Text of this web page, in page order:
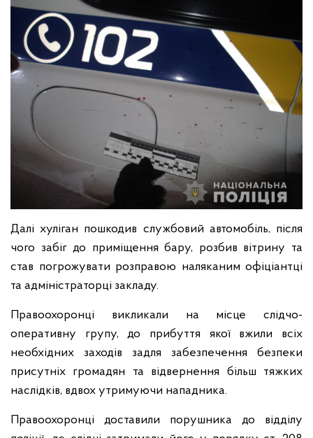
Далі хуліган пошкодив службовий автомобіль, після
чого забіг до приміщення бару, розбив вітрину та
став погрожувати розправою наляканим офіціантці
та адміністраторці закладу.
Правоохоронці викликали на місце слідчо-
оперативну групу, до прибуття якої вжили всіх
необхідних заходів задля забезпечення безпеки
присутніх громадян та відвернення більш тяжких
наслідків, вдвох утримуючи нападника.
Правоохоронці доставили порушника до відділу